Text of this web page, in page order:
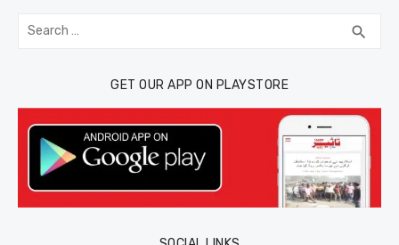
Search
for: search
GET OUR APP ON PLAYSTORE